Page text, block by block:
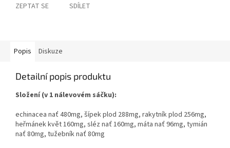
ZEPTAT SE SDÍLET
Popis Diskuze
Detailní popis produktu
Složení (v 1 nálevovém sáčku):
echinacea nať 480mg, šípek plod 288mg, rakytník plod 256mg,
heřmánek květ 160mg, sléz nať 160mg, máta nať 96mg, tymián
nať 80mg, tužebník nať 80mg